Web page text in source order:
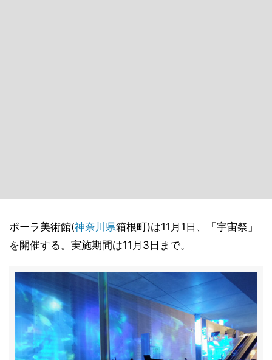
ポーラ美術館(神奈川県箱根町)は11月1日、「宇宙祭」
を開催する。実施期間は11月3日まで。